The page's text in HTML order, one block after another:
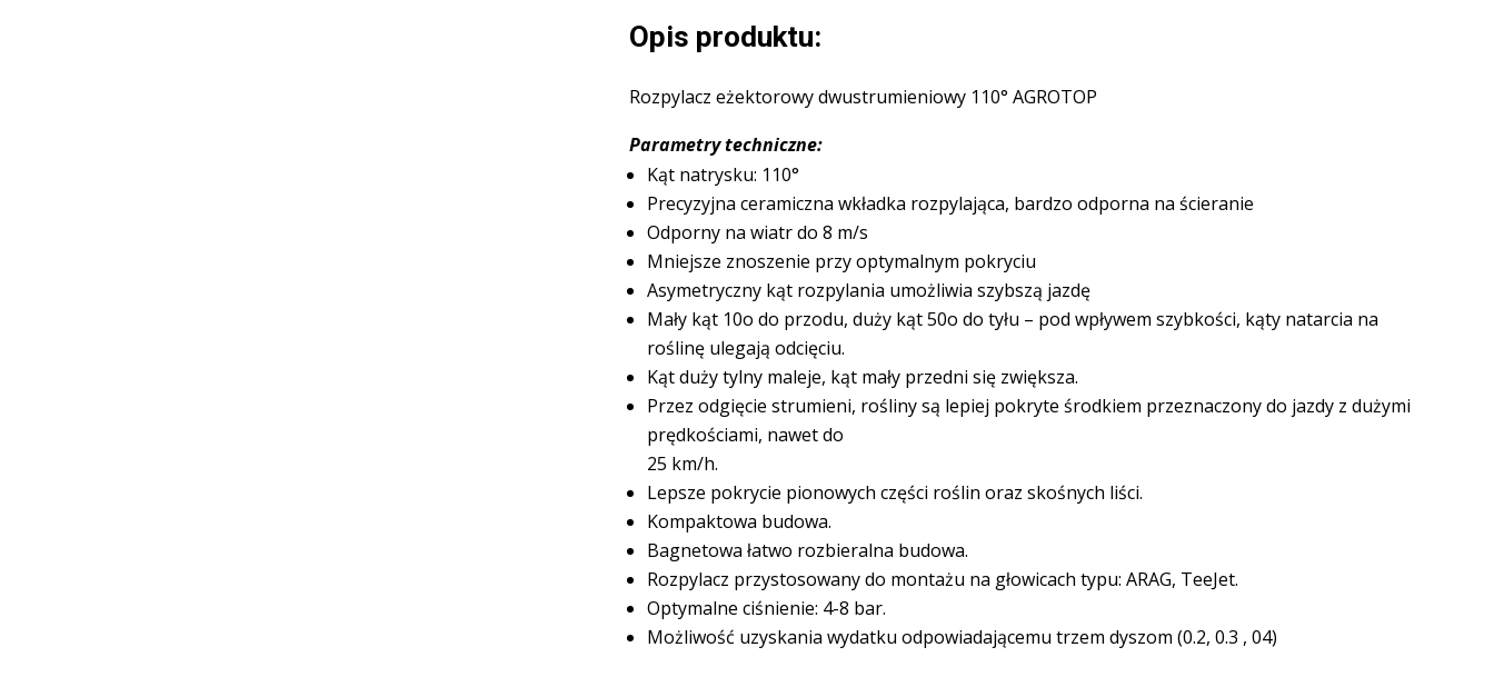
Opis produktu:
Rozpylacz eżektorowy dwustrumieniowy 110° AGROTOP
Parametry techniczne:
Kąt natrysku: 110°
Precyzyjna ceramiczna wkładka rozpylająca, bardzo odporna na ścieranie
Odporny na wiatr do 8 m/s
Mniejsze znoszenie przy optymalnym pokryciu
Asymetryczny kąt rozpylania umożliwia szybszą jazdę
Mały kąt 10o do przodu, duży kąt 50o do tyłu – pod wpływem szybkości, kąty natarcia na
roślinę ulegają odcięciu.
Kąt duży tylny maleje, kąt mały przedni się zwiększa.
Przez odgięcie strumieni, rośliny są lepiej pokryte środkiem przeznaczony do jazdy z dużymi
prędkościami, nawet do
25 km/h.
Lepsze pokrycie pionowych części roślin oraz skośnych liści.
Kompaktowa budowa.
Bagnetowa łatwo rozbieralna budowa.
Rozpylacz przystosowany do montażu na głowicach typu: ARAG, TeeJet.
Optymalne ciśnienie: 4-8 bar.
Możliwość uzyskania wydatku odpowiadającemu trzem dyszom (0.2, 0.3 , 04)